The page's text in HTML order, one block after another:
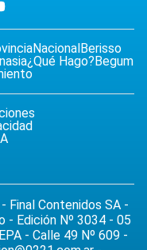
NacionalBerisso
¿Qué Hago?Begum
Final Contenidos SA -
- Edición Nº 3034 - 05
- Calle 49 Nº 609 -